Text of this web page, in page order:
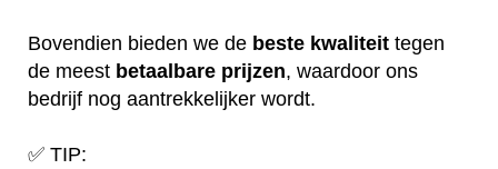
Bovendien bieden we de beste kwaliteit tegen
de meest betaalbare prijzen, waardoor ons
bedrijf nog aantrekkelijker wordt.
✅ TIP: